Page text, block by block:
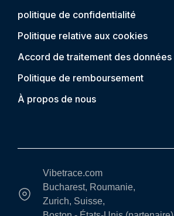
politique de confidentialité
Politique relative aux cookies
Accord de traitement des données
Politique de remboursement
À propos de nous
Vibetrace.com
Bucharest, Roumanie,
Zurich, Suisse,